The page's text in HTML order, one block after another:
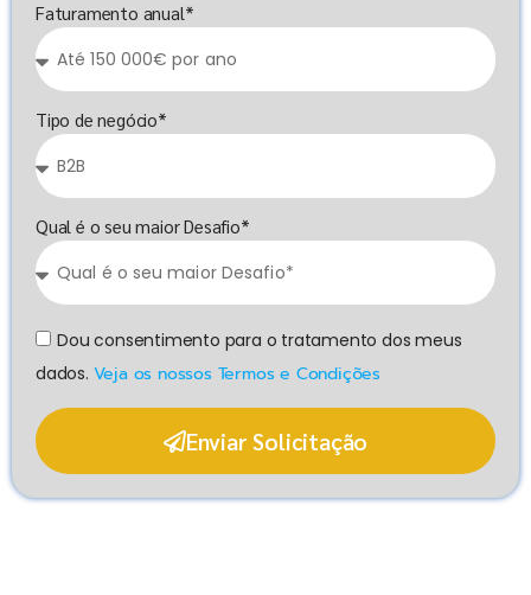
Faturamento anual*
Tipo de negócio*
Qual é o seu maior Desafio*
Dou consentimento para o tratamento dos meus
dados. Veja os nossos Termos e Condições
Enviar Solicitação